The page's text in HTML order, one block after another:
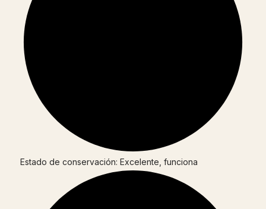
Estado de conservación: Excelente, funciona